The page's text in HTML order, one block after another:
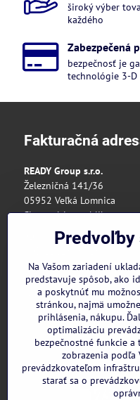
široký výber
každého
Zabezpečená
bezpečnosť je
technológie 3-D
Fakturačná
READY Group s.r.o.
Železničná 141/36
05952 Veľká Lomnica
Slovenská republika
IČO: 55 175 431
IBAN:
Nie sme platcami DPH
Všetky uvedené ceny sú
Predvoľby
Na Vašom zariadení
predstavuje spôsob, ako
a poskytnúť mu
stránkou, najmä
prihlásenia, nákupu.
optimalizáciu
bezpečnostné funkcie a
zobrazenia podľa
prevádzkovateľom
starať sa o